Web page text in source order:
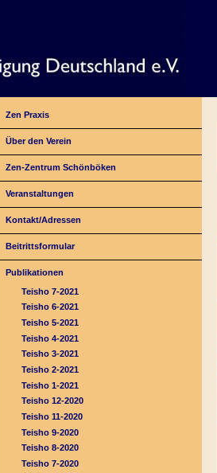
Zen Praxis
Über den Verein
Zen-Zentrum Schönböken
Veranstaltungen
Kontakt/Adressen
Beitrittsformular
Publikationen
Teisho 7-2021
Teisho 6-2021
Teisho 5-2021
Teisho 4-2021
Teisho 3-2021
Teisho 2-2021
Teisho 1-2021
Teisho 12-2020
Teisho 11-2020
Teisho 9-2020
Teisho 8-2020
Teisho 7-2020